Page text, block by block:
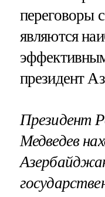
переговоры
являются
президент
Президент
Медведев